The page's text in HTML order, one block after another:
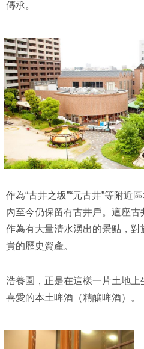
傳承。
作為“古井之坂”“元古井”等附近
內至今仍保留有古井戶。這座古
作為有大量清水湧出的景點，
貴的歷史資產。
浩養園，正是在這樣一片土地
喜愛的本土啤酒（精釀啤酒）。